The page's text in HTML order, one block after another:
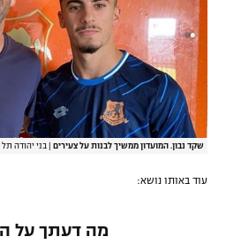
שקד נבון. המועדון ממשיך לבנות על צעירים בני יהודה
עוד באותו נושא:
מה דעתך על